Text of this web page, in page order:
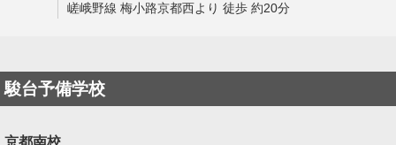
嵯峨野線 梅小路京都西より 徒歩 約20分
駿台予備学校
京都南校